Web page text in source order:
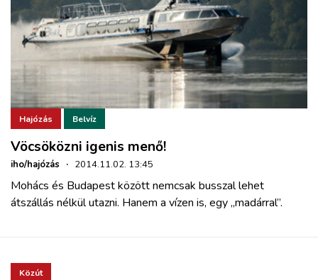
Hajózás Belvíz
Vöcsöközni igenis menő!
iho/hajózás · 2014.11.02. 13:45
Mohács és Budapest között nemcsak busszal lehet
átszállás nélkül utazni. Hanem a vízen is, egy „madárral”.
Közút